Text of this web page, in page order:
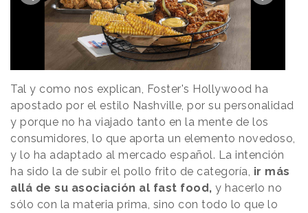
Tal y como nos explican, Foster's Hollywood ha
apostado por el estilo Nashville, por su personalidad
y porque no ha viajado tanto en la mente de los
consumidores, lo que aporta un elemento novedoso,
y lo ha adaptado al mercado español. La intención
ha sido la de subir el pollo frito de categoría, ir más
allá de su asociación al fast food, y hacerlo no
sólo con la materia prima, sino con todo lo que lo